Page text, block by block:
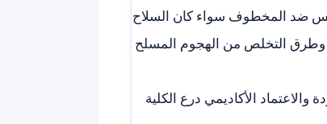
ضد المخطوف سواء كان السلاح
وطرق التخلص من الهجوم المسلح
الأكاديمي درع الكلية